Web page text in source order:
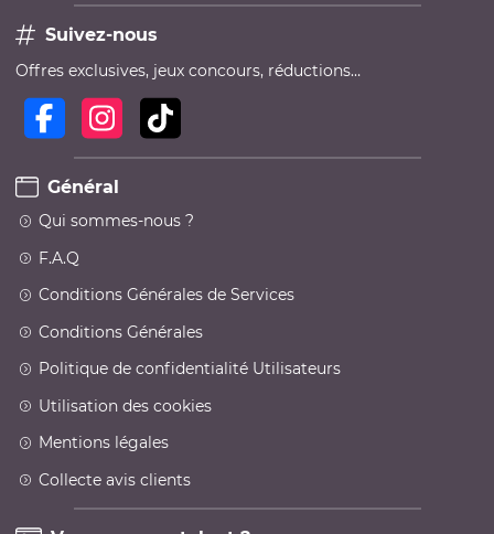
Suivez-nous
Offres exclusives, jeux concours, réductions…
Général
Qui sommes-nous ?
F.A.Q
Conditions Générales de Services
Conditions Générales
Politique de confidentialité Utilisateurs
Utilisation des cookies
Mentions légales
Collecte avis clients